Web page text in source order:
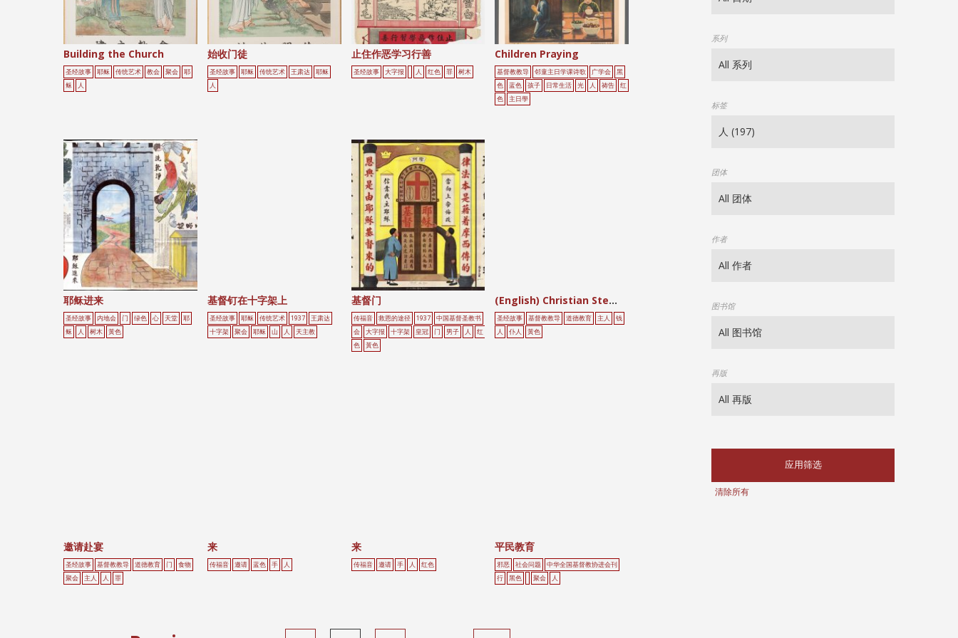
Building the Church
圣经故事 耶稣 传统艺术 教会 聚会
耶
稣
人
始收门徒
圣经故事 耶稣 传统艺术 王肃达
耶稣
人
止住作恶学习行善
圣经故事 大字报 人 红色 罪 树木
Children Praying
基督教教导 邻童主日学课诗歌 广学会
黑
色
蓝色 孩子 日常生活 光 人 祷告
红
色
主日學
耶稣进来
圣经故事 内地会 门 绿色 心 天堂
耶
稣
人 树木 黃色
基督钉在十字架上
圣经故事 耶稣 传统艺术 1937
王肃达
十字架
聚会 耶稣 山 人 天主教
基督门
传福音 救恩的途径 1937
中国基督圣教书
会
大字报 十字架 皇冠 门 男子 人
红
色
黃色
(English) Christian Stewards
圣经故事 基督教教导 道德教育 主人
钱
人
仆人 黃色
邀请赴宴
圣经故事 基督教教导 道德教育 门
食物
聚会
主人 人 罪
来
传福音 邀请 蓝色 手 人
来
传福音 邀请 手 人 红色
平民教育
邪恶 社会问题
中华全国基督教协进会刊
行
黑色 聚会 人
系列
标签
团体
作者
图书馆
再版
应用筛选
清除所有